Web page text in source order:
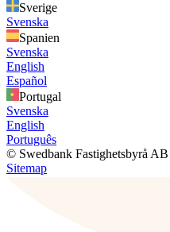
Sverige
Svenska
Spanien
Svenska
English
Español
Portugal
Svenska
English
Português
© Swedbank Fastighetsbyrå AB
Sitemap